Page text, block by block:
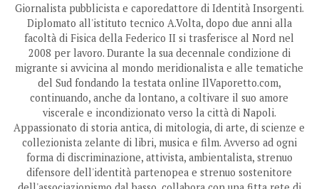
Giornalista pubblicista e caporedattore di Identità Insorgenti.
Diplomato all'istituto tecnico A.Volta, dopo due anni alla
facoltà di Fisica della Federico II si trasferisce al Nord nel
2008 per lavoro. Durante la sua decennale condizione di
migrante si avvicina al mondo meridionalista e alle tematiche
del Sud fondando la testata online IlVaporetto.com,
continuando, anche da lontano, a coltivare il suo amore
viscerale e incondizionato verso la città di Napoli.
Appassionato di storia antica, di mitologia, di arte, di scienze e
collezionista zelante di libri, musica e film. Avverso ad ogni
forma di discriminazione, attivista, ambientalista, strenuo
difensore dell'identità partenopea e strenuo sostenitore